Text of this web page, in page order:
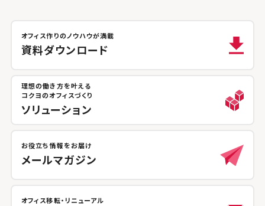
オフィス作りのノウハウが満載
資料ダウンロード
理想の働き方を叶える
コクヨのオフィスづくり
ソリューション
お役立ち情報をお届け
メールマガジン
オフィス移転・リニューアル